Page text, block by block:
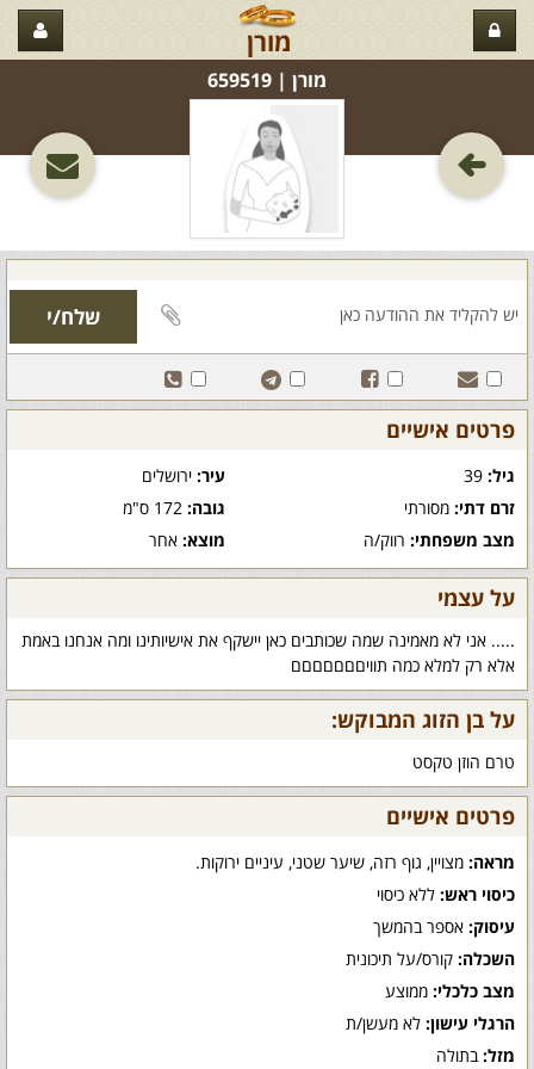
מורן
מורן‏ | 659519
פרטים אישיים
גיל: עיר:ירושלים
זרם דתי: מסורתי גובה:172 ס"מ
מצב משפחתי: רווק/ה מוצא:אחר
על עצמי
..... אני לא מאמינה שמה שכותבים כאן יישקף את אישיותינו ומה אנחנו באמת
אלא רק למלא כמה תוויםםםםםםם
על בן הזוג המבוקש:
טרם הוזן טקסט
פרטים אישיים
מראה: מצויין, גוף רזה, שיער שטני, עיניים ירוקות.
כיסוי ראש: ללא כיסוי
עיסוק: אספר בהמשך
השכלה: קורס/על תיכונית
מצב כלכלי: ממוצע
הרגלי עישון: לא מעשן/ת
מזל: בתולה